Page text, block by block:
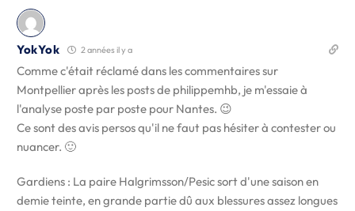
YokYok 2 années il y a
Comme c'était réclamé dans les commentaires sur
Montpellier après les posts de philippemhb, je m'essaie à
l'analyse poste par poste pour Nantes. 😉
Ce sont des avis persos qu'il ne faut pas hésiter à contester ou
nuancer. 🙂
Gardiens : La paire Halgrimsson/Pesic sort d'une saison en
demie teinte, en grande partie dû aux blessures assez longues